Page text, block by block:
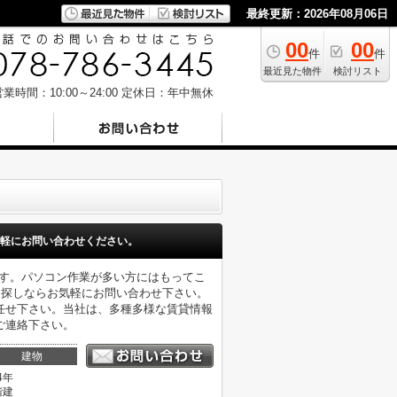
最終更新：2026年08月06日
00件
最近見た物件
00件
検討リスト
業時間：10:00～24:00 定休日：年中無休
にお問い合わせください。
。パソコン作業が多い方にはもってこ
しならお気軽にお問い合わせ下さい。
下さい。当社は、多種多様な賃貸情報
絡下さい。
建物
年
建